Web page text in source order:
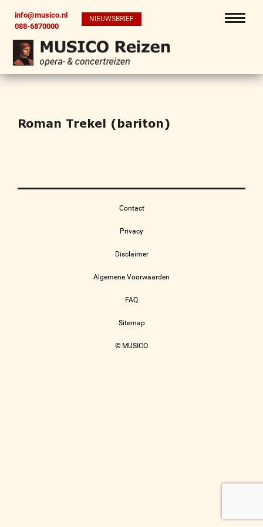
info@musico.nl
088-6870000
NIEUWSBRIEF
Roman Trekel (bariton)
Contact
Privacy
Disclaimer
Algemene Voorwaarden
FAQ
Sitemap
© MUSICO